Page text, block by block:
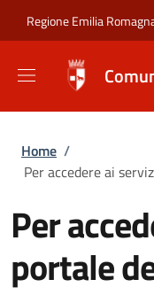
Regione Emilia
Briciole di
Home /
Per accedere ai
Per
portale